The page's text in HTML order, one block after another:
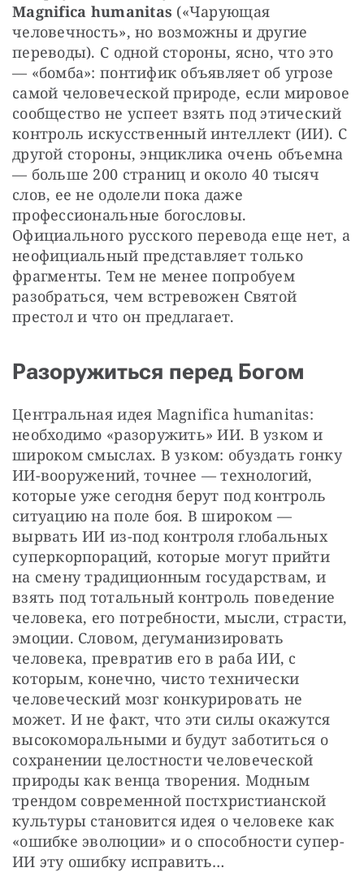
Magnifica humanitas («Чарующая
человечность», но возможны и другие
переводы). С одной стороны, ясно, что это
— «бомба»: понтифик объявляет об угрозе
самой человеческой природе, если мировое
сообщество не успеет взять под этический
контроль искусственный интеллект (ИИ). С
другой стороны, энциклика очень объемна
— больше 200 страниц и около 40 тысяч
слов, ее не одолели пока даже
профессиональные богословы.
Официального русского перевода еще нет, а
неофициальный представляет только
фрагменты. Тем не менее попробуем
разобраться, чем встревожен Святой
престол и что он предлагает.
Разоружиться перед Богом
Центральная идея Magnifica humanitas:
необходимо «разоружить» ИИ. В узком и
широком смыслах. В узком: обуздать гонку
ИИ-вооружений, точнее — технологий,
которые уже сегодня берут под контроль
ситуацию на поле боя. В широком —
вырвать ИИ из-под контроля глобальных
суперкорпораций, которые могут прийти
на смену традиционным государствам, и
взять под тотальный контроль поведение
человека, его потребности, мысли, страсти,
эмоции. Словом, дегуманизировать
человека, превратив его в раба ИИ, с
которым, конечно, чисто технически
человеческий мозг конкурировать не
может. И не факт, что эти силы окажутся
высокоморальными и будут заботиться о
сохранении целостности человеческой
природы как венца творения. Модным
трендом современной постхристианской
культуры становится идея о человеке как
«ошибке эволюции» и о способности супер-
ИИ эту ошибку исправить…